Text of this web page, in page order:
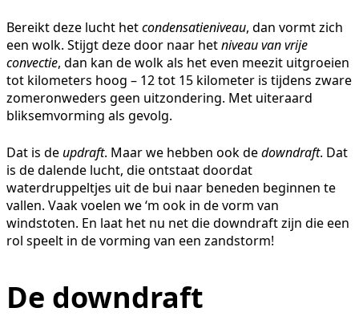
Bereikt deze lucht hetcondensatieniveau, dan vormt zich
een wolk. Stijgt deze door naar hetniveau van vrije
convectie, dan kan de wolk als het even meezit uitgroeien
tot kilometers hoog – 12 tot 15 kilometer is tijdens zware
zomeronweders geen uitzondering. Met uiteraard
bliksemvorming als gevolg.
Dat is deupdraft. Maar we hebben ook dedowndraft. Dat
is de dalende lucht, die ontstaat doordat
waterdruppeltjes uit de bui naar beneden beginnen te
vallen. Vaak voelen we ‘m ook in de vorm van
windstoten. En laat het nu net die downdraft zijn die een
rol speelt in de vorming van een zandstorm!
De downdraft